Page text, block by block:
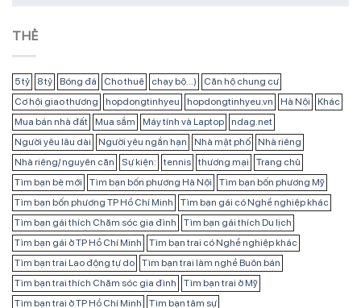
THẺ
5 tỷ 8 tỷ Bóng đá Cho thuê chạy bộ...)
Căn hộ chung cư
Cơ hội giao thương
hopdongtinhyeu hopdongtinhyeu.vn Hà Nội
Khác
Mua bán nhà đất
Mua sắm Máy tính và Laptop
ndag.net
Người yêu lâu dài
Người yêu ngắn hạn Nhà mặt phố
Nhà riêng
Nhà riêng/ nguyên căn
Sự kiện: tennis thương mại
Trang chủ
Tìm bạn bè mới
Tìm bạn bốn phương Hà Nội
Tìm bạn bốn phương Mỹ
Tìm bạn bốn phương TP Hồ Chí Minh
Tìm bạn gái có Nghề nghiệp khác
Tìm bạn gái thích Chăm sóc gia đình
Tìm bạn gái thích Du lịch
Tìm bạn gái ở TP Hồ Chí Minh
Tìm bạn trai có Nghề nghiệp khác
Tìm bạn trai Lao động tự do
Tìm bạn trai làm nghề Buôn bán
Tìm bạn trai thích Chăm sóc gia đình
Tìm bạn trai ở Mỹ
Tìm bạn trai ở TP Hồ Chí Minh
Tìm bạn tâm sự